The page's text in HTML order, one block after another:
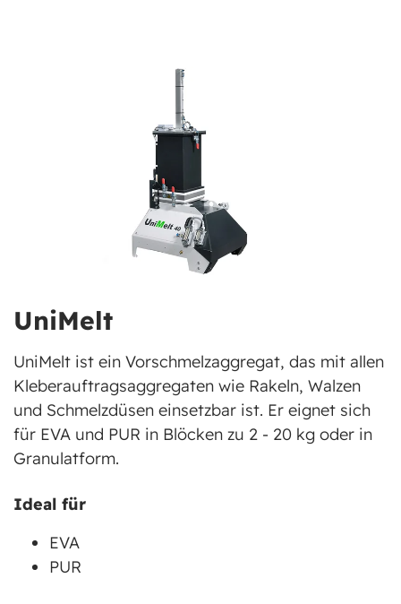
UniMelt
UniMelt ist ein Vorschmelzaggregat, das mit allen
Kleberauftragsaggregaten wie Rakeln, Walzen
und Schmelzdüsen einsetzbar ist. Er eignet sich
für EVA und PUR in Blöcken zu 2 - 20 kg oder in
Granulatform.
Ideal für
EVA
PUR